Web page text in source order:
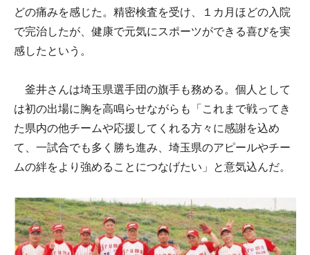
どの痛みを感じた。精密検査を受け、１カ月ほどの入院
で完治したが、健康で元気にスポーツができる喜びを実
感したという。
釜井さんは埼玉県選手団の旗手も務める。個人として
は初の出場に胸を高鳴らせながらも「これまで戦ってき
た県内の他チームや応援してくれる方々に感謝を込め
て、一試合でも多く勝ち進み、埼玉県のアピールやチー
ムの絆をより強めることにつなげたい」と意気込んだ。